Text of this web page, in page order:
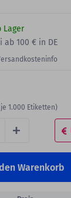
Lager
100 € in DE
+
je 1.000 Etiketten)
Warenkorb